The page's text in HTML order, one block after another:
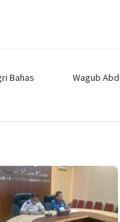
Bahas
Wagub